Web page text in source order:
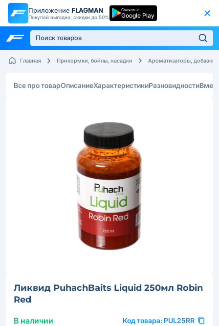
Приложение FLAGMAN
Покупай выгодно, скидки до 50%
Скачать с
Google Play
Главная Прикормки, бойлы, насадки Ароматизаторы, добавки
Все про товарОписаниеХарактеристикиРазновидности
Ликвид PuhachBaits Liquid 250мл Robin
Red
В наличии Код товара: PUL25RR